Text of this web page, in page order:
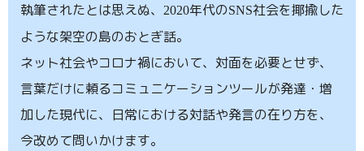
執筆されたとは思えぬ、
2020年代のSNS社会を揶揄した
ような架空の島のおとぎ話。
ネット社会やコロナ禍において、対面を必要とせず、
言葉だけに頼るコミュニケーションツールが発達・増
加した現代に、日常における対話や発言の在り方を、
今改めて問いかけます。